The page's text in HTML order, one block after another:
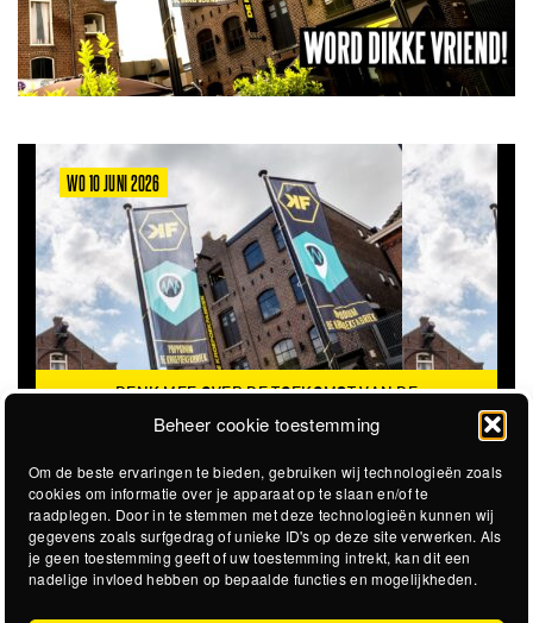
Beheer cookie toestemming
Om de beste ervaringen te bieden, gebruiken wij technologieën zoals
cookies om informatie over je apparaat op te slaan en/of te
raadplegen. Door in te stemmen met deze technologieën kunnen wij
gegevens zoals surfgedrag of unieke ID's op deze site verwerken. Als
je geen toestemming geeft of uw toestemming intrekt, kan dit een
nadelige invloed hebben op bepaalde functies en mogelijkheden.
WO 10 JUNI 2026
DENK MEE OVER DE TOEKOMST VAN DE
KROEPOEKFABRIEK